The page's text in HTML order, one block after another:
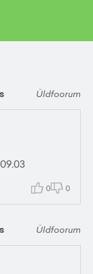
Üldfoorum
0 0
Üldfoorum